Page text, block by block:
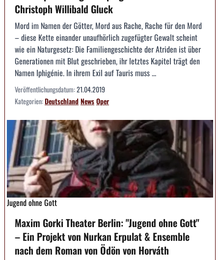
Christoph Willibald Gluck
Mord im Namen der Götter, Mord aus Rache, Rache für den Mord
– diese Kette einander unaufhörlich zugefügter Gewalt scheint
wie ein Naturgesetz: Die Familiengeschichte der Atriden ist über
Generationen mit Blut geschrieben, ihr letztes Kapitel trägt den
Namen Iphigénie. In ihrem Exil auf Tauris muss ...
Veröffentlichungsdatum:21.04.2019
Kategorien:DeutschlandNewsOper
Jugend ohne Gott
Maxim Gorki Theater Berlin: "Jugend ohne Gott"
– Ein Projekt von Nurkan Erpulat & Ensemble
nach dem Roman von Ödön von Horváth